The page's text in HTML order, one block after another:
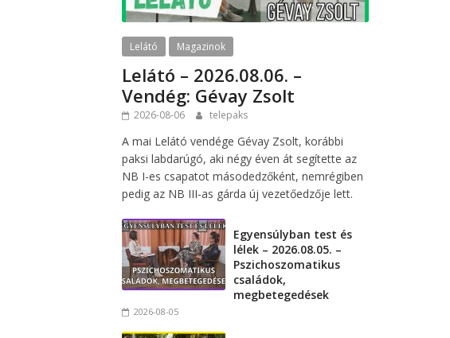
Lelátó Magazinok
Lelátó – 2026.08.06. –
Vendég: Gévay Zsolt
2026-08-06 telepaks
A mai Lelátó vendége Gévay Zsolt, korábbi
paksi labdarúgó, aki négy éven át segítette az
NB I-es csapatot másodedzőként, nemrégiben
pedig az NB III-as gárda új vezetőedzője lett.
Egyensúlyban test és
lélek – 2026.08.05. –
Pszichoszomatikus
családok,
megbetegedések
2026-08-05